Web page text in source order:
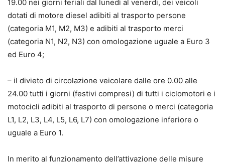
19.00 nei giorni feriali dal lunedì al venerdì, dei veicoli
dotati di motore diesel adibiti al trasporto persone
(categoria M1, M2, M3) e adibiti al trasporto merci
(categoria N1, N2, N3) con omologazione uguale a Euro 3
ed Euro 4;
– il divieto di circolazione veicolare dalle ore 0.00 alle
24.00 tutti i giorni (festivi compresi) di tutti i ciclomotori e i
motocicli adibiti al trasporto di persone o merci (categoria
L1, L2, L3, L4, L5, L6, L7) con omologazione inferiore o
uguale a Euro 1.
In merito al funzionamento dell’attivazione delle misure